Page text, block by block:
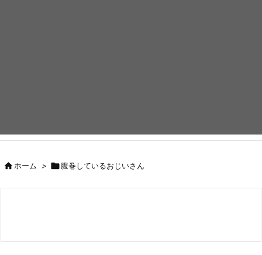
ホーム > 腹巻しているおじいさん